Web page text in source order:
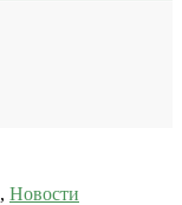
, Новости